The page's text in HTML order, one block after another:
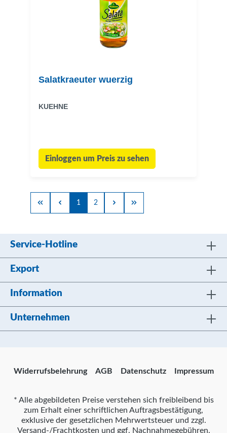
Salatkraeuter wuerzig
KUEHNE
Einloggen um Preis zu sehen
1 2
Service-Hotline
Export
Information
Unternehmen
Widerrufsbelehrung AGB Datenschutz Impressum
* Alle abgebildeten Preise verstehen sich freibleibend bis
zum Erhalt einer schriftlichen Auftragsbestätigung,
exklusive der gesetzlichen Mehrwertsteuer und zzgl.
Versand-/Frachtkosten und ggf. Nachnahmegebühren.